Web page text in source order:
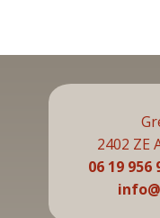
2402 ZE
06 19 956